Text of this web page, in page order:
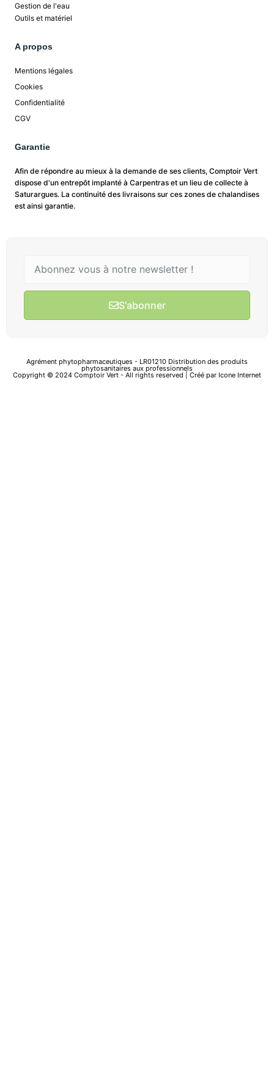
Gestion de l'eau
Outils et matériel
A propos
Mentions légales
Cookies
Confidentialité
CGV
Garantie
Afin de répondre au mieux à la demande de ses clients, Comptoir Vert
dispose d'un entrepôt implanté à Carpentras et un lieu de collecte à
Saturargues. La continuité des livraisons sur ces zones de chalandises
est ainsi garantie.
S'abonner
Agrément phytopharmaceutiques - LR01210 Distribution des produits
phytosanitaires aux professionnels
Copyright © 2024 Comptoir Vert - All rights reserved | Créé par Icone Internet